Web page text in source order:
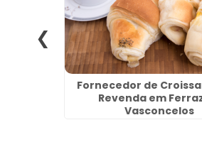
Fornecedor de
Revenda em
Vasconcelos